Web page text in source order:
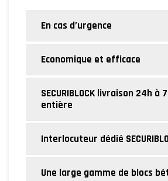
En cas d’urgence
Economique et efficace
SECURIBLOCK livraison 24h à
entière
Interlocuteur dédié
Une large gamme de blocs